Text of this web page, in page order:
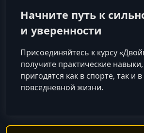
Начните путь к
и уверенности
Присоединяйтесь к курсу
получите практические
пригодятся как в спорте, так и в
повседневной жизни.